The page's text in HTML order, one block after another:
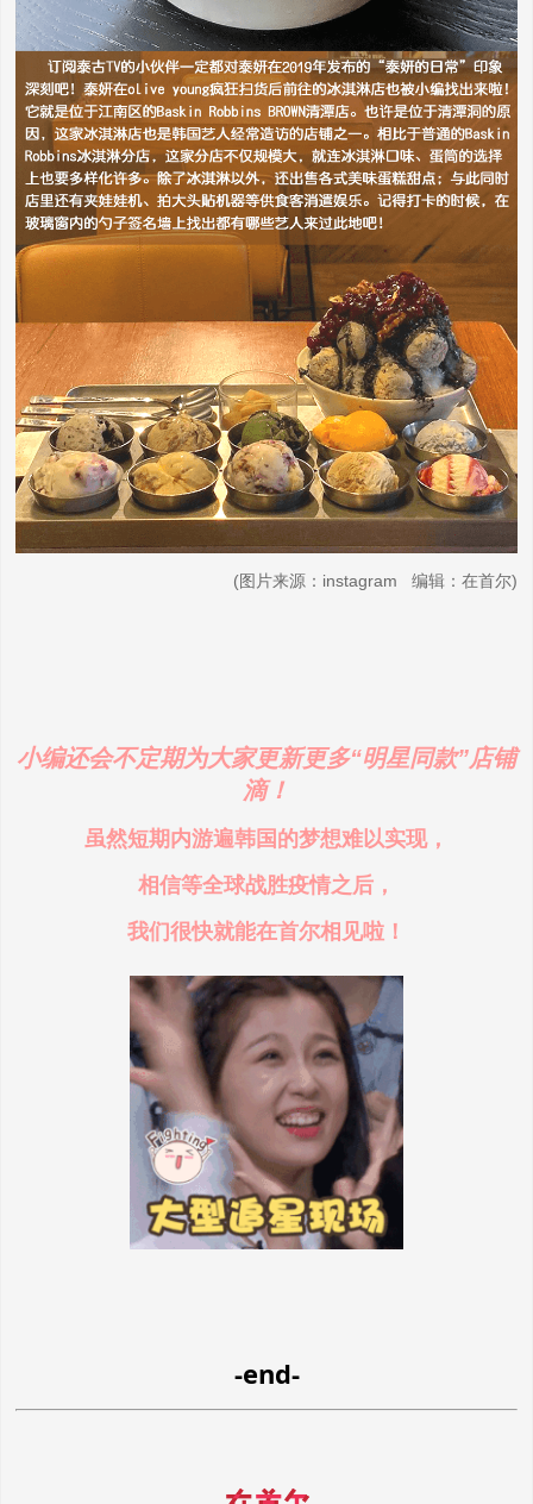
(图片来源：instagram 编辑：在首尔)
小编还会不定期为大家更新更多“明星同款”店铺
滴！
虽然短期内游遍韩国的梦想难以实现，
相信等全球战胜疫情之后，
我们很快就能在首尔相见啦！
-end-